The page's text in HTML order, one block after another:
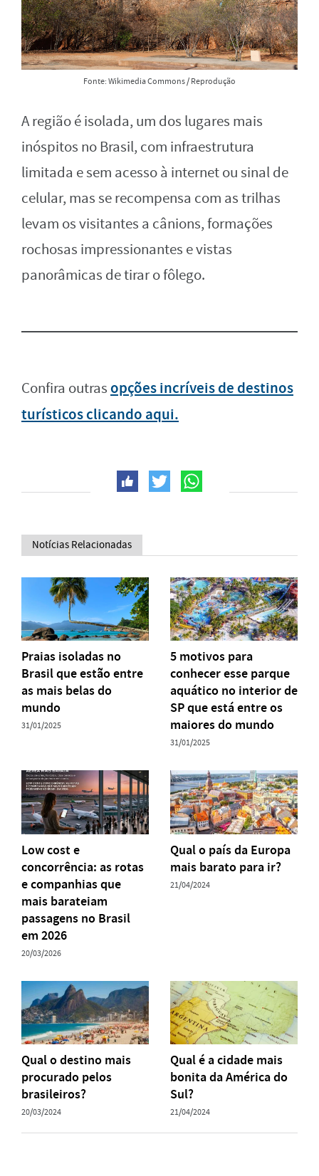
Fonte: Wikimedia Commons / Reprodução
A região é isolada, um dos lugares mais
inóspitos no Brasil, com infraestrutura
limitada e sem acesso à internet ou sinal de
celular, mas se recompensa com as trilhas
levam os visitantes a cânions, formações
rochosas impressionantes e vistas
panorâmicas de tirar o fôlego.
Confira outrasopções incríveis de destinos
turísticos clicando aqui.
Notícias Relacionadas
Praias isoladas no
Brasil que estão entre
as mais belas do
mundo
31/01/2025
5 motivos para
conhecer esse parque
aquático no interior de
SP que está entre os
maiores do mundo
31/01/2025
Low cost e
concorrência: as rotas
e companhias que
mais barateiam
passagens no Brasil
em 2026
20/03/2026
Qual o país da Europa
mais barato para ir?
21/04/2024
Qual o destino mais
procurado pelos
brasileiros?
20/03/2024
Qual é a cidade mais
bonita da América do
Sul?
21/04/2024